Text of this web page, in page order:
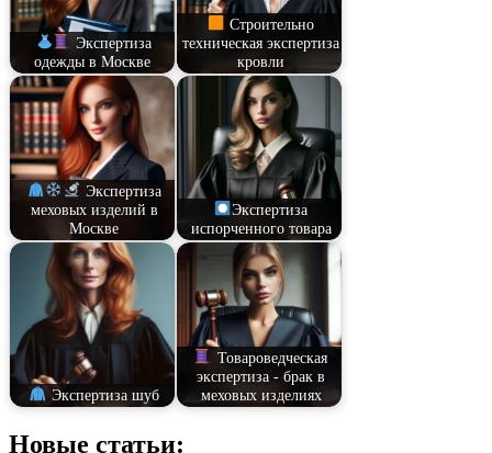
Экспертиза
одежды в Москве
Строительно
техническая экспертиза
кровли
Экспертиза
меховых изделий в
Москве
Экспертиза
испорченного товара
Экспертиза шуб
Товароведческая
экспертиза - брак в
меховых изделиях
Новые статьи: